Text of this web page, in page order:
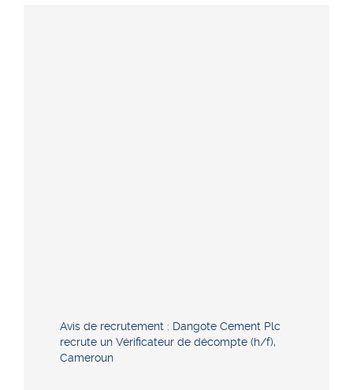
Avis de recrutement : Dangote Cement Plc
recrute un Vérificateur de décompte (h/f),
Cameroun